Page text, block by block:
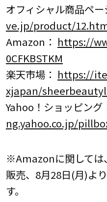
オフィシャル商品ペー
ve.jp/product/
Amazon： https://
0CFKBSTKM
楽天市場： https://
xjapan/
Yahoo！ショッピング
ng.yahoo.co.jp/
※Amazonに関しては
販売、8月28日(月)よ
す。